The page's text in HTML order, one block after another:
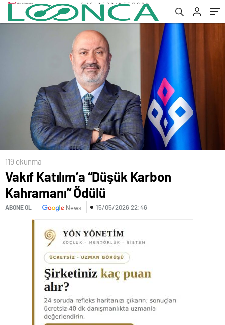
119 okunma
Vakıf Katılım’a “Düşük Karbon
Kahramanı” Ödülü
ABONE OL News 15/05/2026 22:46